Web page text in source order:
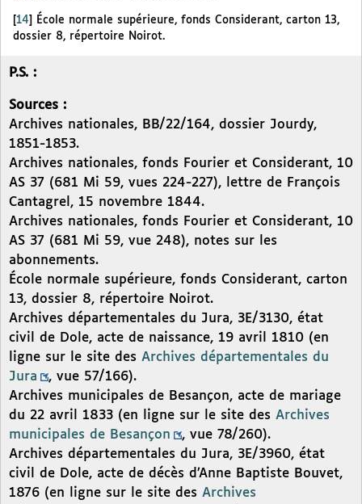
14
École normale supérieure, fonds Considerant, carton 13,
dossier 8, répertoire Noirot.
P.S. :
Sources :
Archives nationales, BB/22/164, dossier Jourdy,
1851-1853.
Archives nationales, fonds Fourier et Considerant, 10
AS 37 (681 Mi 59, vues 224-227), lettre de François
Cantagrel, 15 novembre 1844.
Archives nationales, fonds Fourier et Considerant, 10
AS 37 (681 Mi 59, vue 248), notes sur les
abonnements.
École normale supérieure, fonds Considerant, carton
13, dossier 8, répertoire Noirot.
Archives départementales du Jura, 3E/3130, état
civil de Dole, acte de naissance, 19 avril 1810 (en
ligne sur le site des Archives départementales du
Jura
, vue 57/166).
Archives municipales de Besançon, acte de mariage
du 22 avril 1833 (en ligne sur le site des Archives
municipales de Besançon
, vue 78/260).
Archives départementales du Jura, 3E/3960, état
civil de Dole, acte de décès d’Anne Baptiste Bouvet,
1876 (en ligne sur le site des Archives